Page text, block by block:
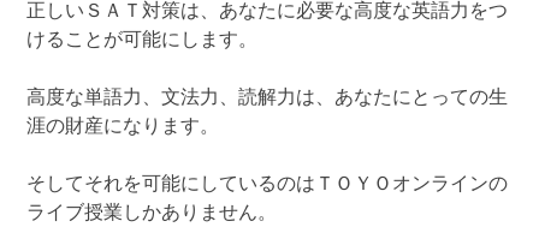
正しいＳＡＴ対策は、あなたに必要な高度な英語力をつ
けることが可能にします。
高度な単語力、文法力、読解力は、あなたにとっての生
涯の財産になります。
そしてそれを可能にしているのはＴＯＹＯオンラインの
ライブ授業しかありません。